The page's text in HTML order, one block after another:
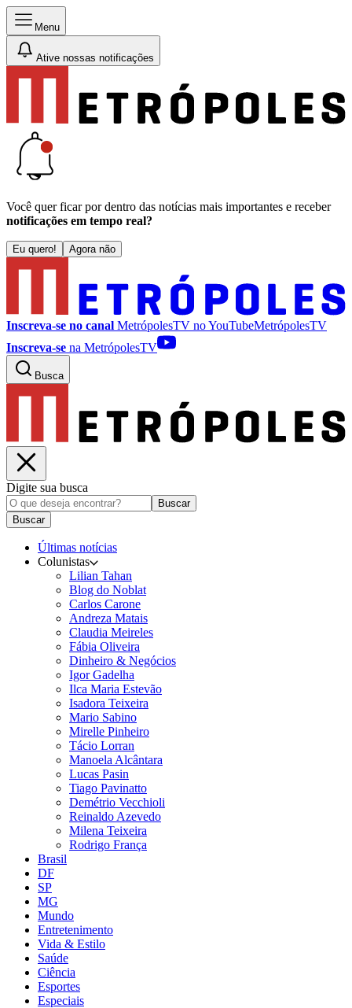
Menu
Ative nossas notificações
Você quer ficar por dentro das notícias mais importantes e receber
notificações em tempo real?
Eu quero! Agora não
Inscreva-se no canal MetrópolesTV noYouTubeMetrópolesTV
Inscreva-se na MetrópolesTV
Busca
Digite sua busca
Buscar
Buscar
Últimas notícias
Colunistas
Lilian Tahan
Blog do Noblat
Carlos Carone
Andreza Matais
Claudia Meireles
Fábia Oliveira
Dinheiro & Negócios
Igor Gadelha
Ilca Maria Estevão
Isadora Teixeira
Mario Sabino
Mirelle Pinheiro
Tácio Lorran
Manoela Alcântara
Lucas Pasin
Tiago Pavinatto
Demétrio Vecchioli
Reinaldo Azevedo
Milena Teixeira
Rodrigo França
Brasil
DF
SP
MG
Mundo
Entretenimento
Vida & Estilo
Saúde
Ciência
Esportes
Especiais